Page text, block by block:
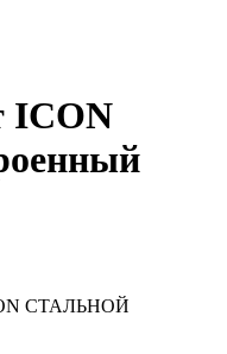
ICON
СТАЛЬНОЙ